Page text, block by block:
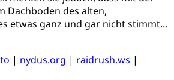
Dachboden des alten,
etwas ganz und gar nicht stimmt...
| nydus.org | raidrush.ws |